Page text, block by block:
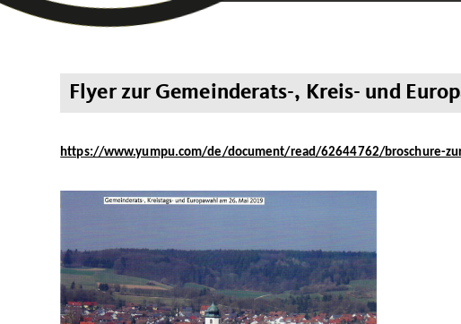
Flyer zur Gemeinderats-, Kreis- und
https://www.yumpu.com/de/document/read/62644762/broschure-